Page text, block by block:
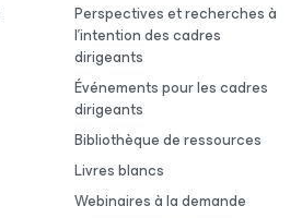
Perspectives et recherches à
l’intention des cadres
dirigeants
Événements pour les cadres
dirigeants
Bibliothèque de ressources
Livres blancs
Webinaires à la demande